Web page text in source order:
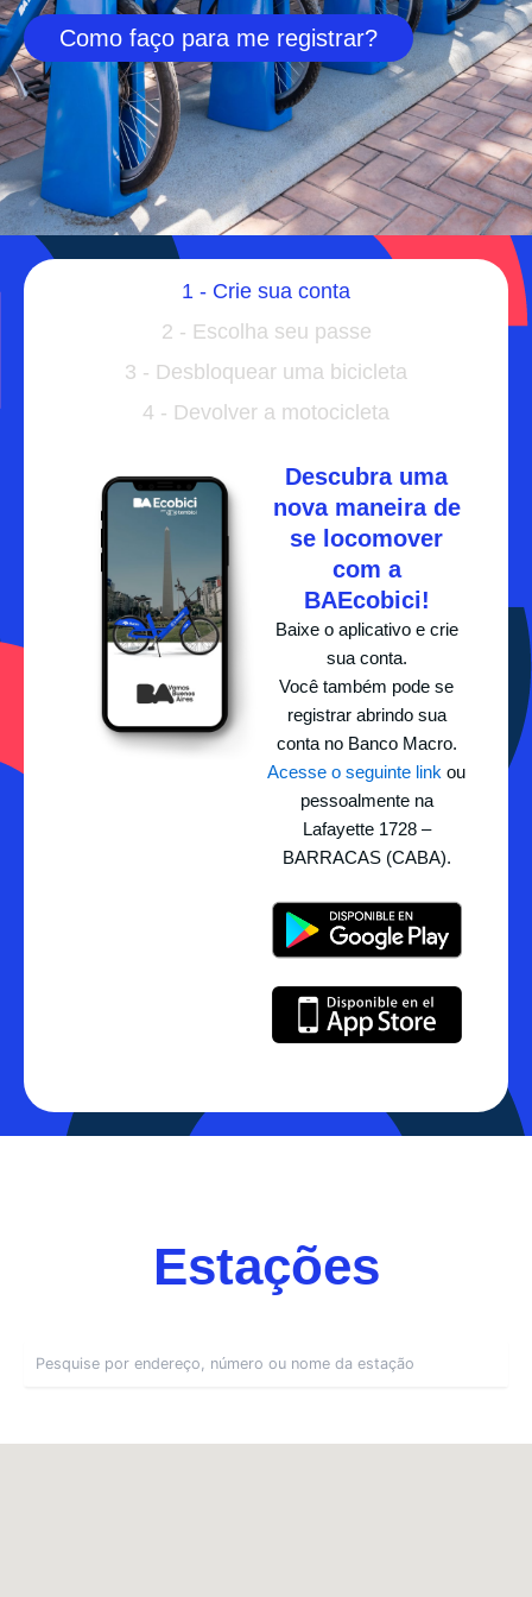
Como faço para me registrar?
1 - Crie sua conta
2 - Escolha seu passe
3 - Desbloquear uma bicicleta
4 - Devolver a motocicleta
Descubra uma
nova maneira de
se locomover
com a
BAEcobici!
Baixe o aplicativo e crie
sua conta.
Você também pode se
registrar abrindo sua
conta no Banco Macro.
Acesse o seguinte linkou
pessoalmente na
Lafayette 1728 –
BARRACAS (CABA).
Estações